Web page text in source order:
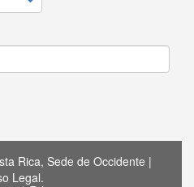
Rica, Sede de Occidente |
Legal.